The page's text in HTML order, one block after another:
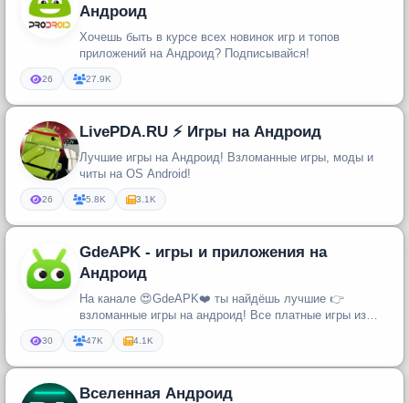
Андроид
Хочешь быть в курсе всех новинок игр и топов
приложений на Андроид? Подписывайся!
26 27.9K
LivePDA.RU ⚡️ Игры на Андроид
Лучшие игры на Андроид! Взломанные игры, моды и
читы на OS Android!
26 5.8K 3.1K
GdeAPK - игры и приложения на
Андроид
На канале 😍GdeAPK❤️ ты найдёшь лучшие 👉
взломанные игры на андроид! Все платные игры из
Плей маркета будут размещаться у ...
30 47K 4.1K
Вселенная Андроид